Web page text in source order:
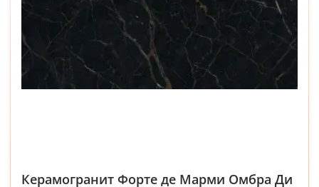
Керамогранит Форте де Марми Омбра Ди